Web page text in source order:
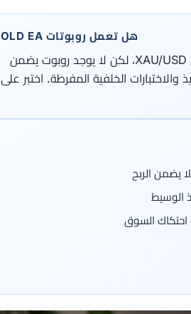
هل تعمل روبوتات GOLD EA؟
بعض روبوتات Gold EA تستطيع تنفيذ استراتيجية محددة على XAU/USD، لكن لا يوجد روبوت يضمن
والاختبارات الخلفية المفرطة. اختبر على
احتكاك السوق